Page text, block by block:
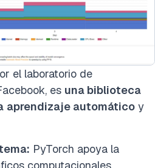
el laboratorio de
es una biblioteca
aprendizaje automático y
PyTorch apoya la